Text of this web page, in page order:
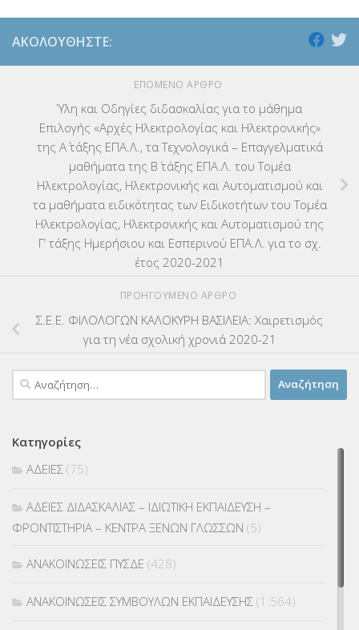
ΑΚΟΛΟΥΘΉΣΤΕ:
ΕΠΌΜΕΝΟ ΆΡΘΡΟ
Ύλη και Οδηγίες διδασκαλίας για το μάθημα
Επιλογής «Αρχές Ηλεκτρολογίας και Ηλεκτρονικής»
της Α΄ τάξης ΕΠΑ.Λ., τα Τεχνολογικά – Επαγγελματικά
μαθήματα της Β΄ τάξης ΕΠΑ.Λ. του Τομέα
Ηλεκτρολογίας, Ηλεκτρονικής και Αυτοματισμού και
τα μαθήματα ειδικότητας των Ειδικοτήτων του Τομέα
Ηλεκτρολογίας, Ηλεκτρονικής και Αυτοματισμού της
Γ’ τάξης Ημερήσιου και Εσπερινού ΕΠΑ.Λ. για το σχ.
έτος 2020-2021
ΠΡΟΗΓΟΎΜΕΝΟ ΆΡΘΡΟ
Σ.Ε.Ε. ΦΙΛΟΛΟΓΩΝ ΚΑΛΟΚΥΡΗ ΒΑΣΙΛΕΙΑ: Χαιρετισμός
για τη νέα σχολική χρονιά 2020-21
Αναζήτηση
για:
Κατηγορίες
ΑΔΕΙΕΣ (75)
ΑΔΕΙΕΣ ΔΙΔΑΣΚΑΛΙΑΣ – ΙΔΙΩΤΙΚΗ ΕΚΠΑΙΔΕΥΣΗ –
ΦΡΟΝΤΙΣΤΗΡΙΑ – ΚΕΝΤΡΑ ΞΕΝΩΝ ΓΛΩΣΣΩΝ (5)
ΑΝΑΚΟΙΝΩΣΕΙΣ ΠΥΣΔΕ (428)
ΑΝΑΚΟΙΝΩΣΕΙΣ ΣΥΜΒΟΥΛΩΝ ΕΚΠΑΙΔΕΥΣΗΣ (1.564)